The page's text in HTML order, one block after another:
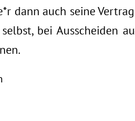
dann auch seine
bei Ausscheiden